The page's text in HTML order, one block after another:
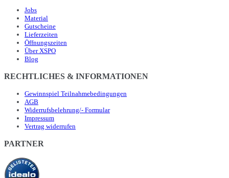
Jobs
Material
Gutscheine
Lieferzeiten
Öffnungszeiten
Über XSPO
Blog
RECHTLICHES & INFORMATIONEN
Gewinnspiel Teilnahmebedingungen
AGB
Widerrufsbelehrung/- Formular
Impressum
Vertrag widerrufen
PARTNER